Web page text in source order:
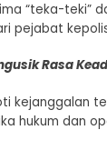
“teka-teki”
pejabat
Rasa
kejanggalan
hukum dan